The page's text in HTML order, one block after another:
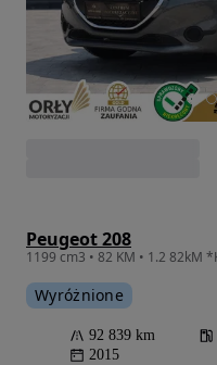
Peugeot 208
Wyróżnione
92 839 km
2015